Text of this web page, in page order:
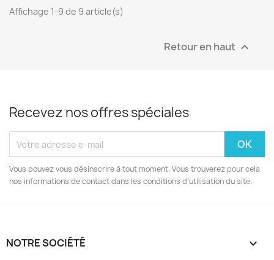
Affichage 1-9 de 9 article(s)
Retour en haut 
Recevez nos offres spéciales
Vous pouvez vous désinscrire à tout moment. Vous trouverez pour cela
nos informations de contact dans les conditions d'utilisation du site.
NOTRE SOCIÉTÉ 